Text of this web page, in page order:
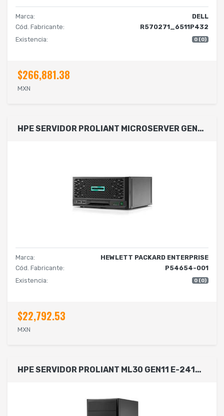
Marca:
DELL
Cód. Fabricante:
R570271_6511P432
Existencia:
0 (0)
$266,881.38
MXN
HPE SERVIDOR PROLIANT MICROSERVER GEN10 PLUS V2 E-2314 4 N. VROC 4 LFF-NHP 1 TB FUENTE DE ALIMENTACIÓN. EXTERNA DE 180 W
Marca:
HEWLETT PACKARD ENTERPRISE
Cód. Fabricante:
P54654-001
Existencia:
0 (0)
$22,792.53
MXN
HPE SERVIDOR PROLIANT ML30 GEN11 E-2414 2.6 GHZ 4 NCLEOS 1P 16 GB-U 4 LFF-NHP 1 TB FUENTE DE 350 W